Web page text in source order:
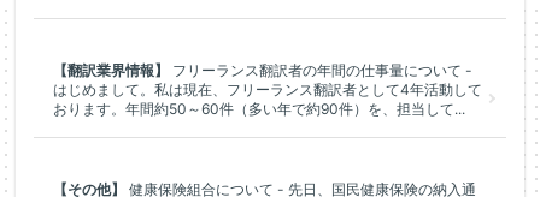
【翻訳業界情報】
フリーランス翻訳者の年間の仕事量について -
はじめまして。私は現在、フリーランス翻訳者として4年活動して
おります。年間約50～60件（多い年で約90件）を、担当して...
【その他】
健康保険組合について - 先日、国民健康保険の納入通